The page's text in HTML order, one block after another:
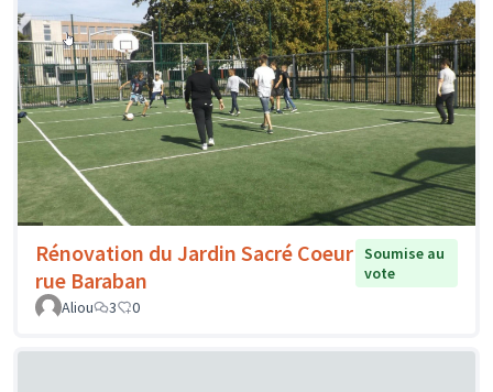
Rénovation du Jardin Sacré Coeur
rue Baraban
Soumise au
vote
Aliou
3 0